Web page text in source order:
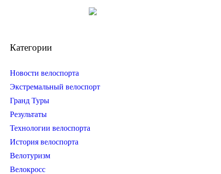
Категории
Новости велоспорта
Экстремальный велоспорт
Гранд Туры
Результаты
Технологии велоспорта
История велоспорта
Велотуризм
Велокросс